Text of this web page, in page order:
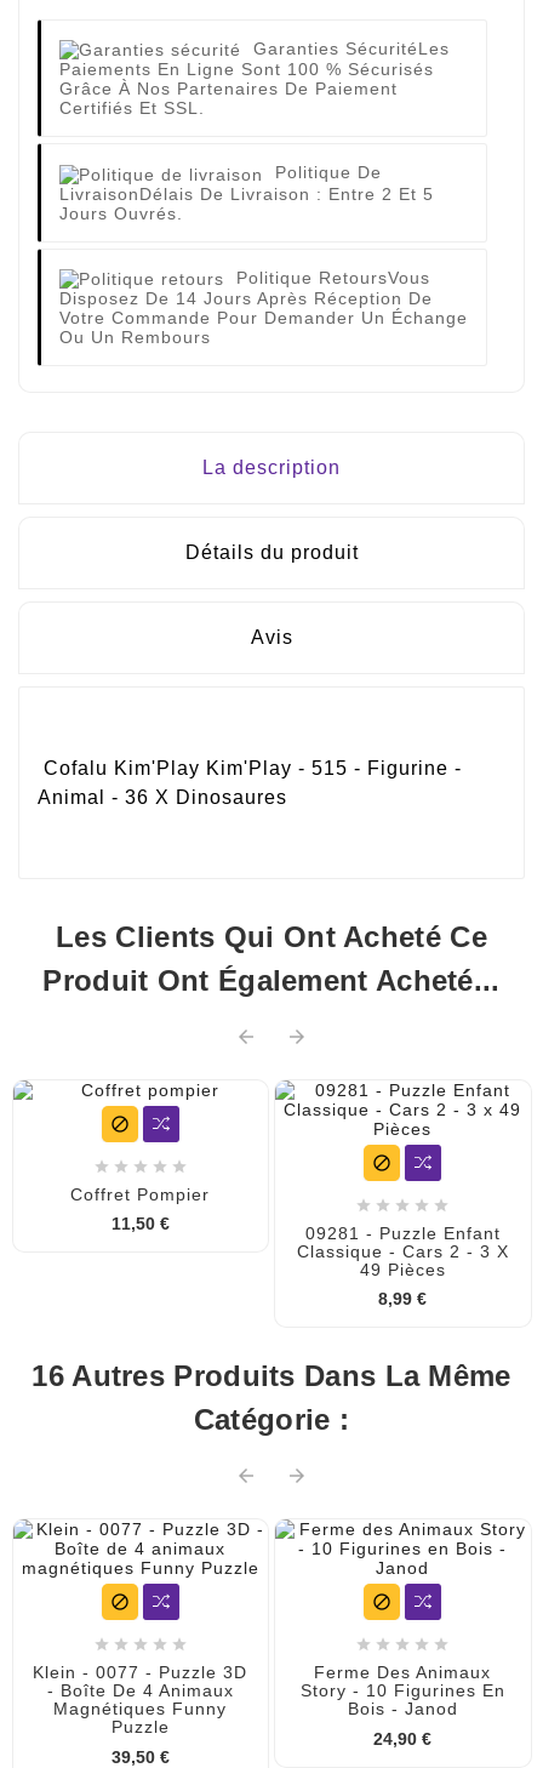
Garanties SécuritéLes
Paiements En Ligne Sont 100 % Sécurisés
Grâce À Nos Partenaires De Paiement
Certifiés Et SSL.
Politique De
LivraisonDélais De Livraison : Entre 2 Et 5
Jours Ouvrés.
Politique RetoursVous
Disposez De 14 Jours Après Réception De
Votre Commande Pour Demander Un Échange
Ou Un Rembours
La description
Détails du produit
Avis
Cofalu Kim'Play Kim'Play - 515 - Figurine -
Animal - 36 X Dinosaures
Les Clients Qui Ont Acheté Ce
Produit Ont Également Acheté...
 

    
Coffret Pompier
11,50 €

    
09281 - Puzzle Enfant
Classique - Cars 2 - 3 X
49 Pièces
8,99 €
16 Autres Produits Dans La Même
Catégorie :
 

    
Klein - 0077 - Puzzle 3D
- Boîte De 4 Animaux
Magnétiques Funny
Puzzle
39,50 €

    
Ferme Des Animaux
Story - 10 Figurines En
Bois - Janod
24,90 €